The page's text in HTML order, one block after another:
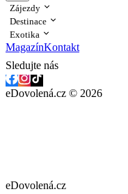
Zájezdy
Destinace
Exotika
MagazínKontakt
Sledujte nás
eDovolená.cz © 2026
eDovolená.cz